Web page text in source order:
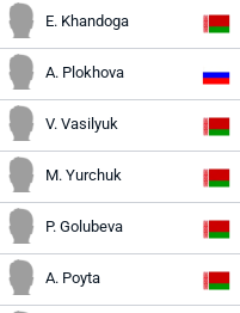
E. Khandoga
A. Plokhova
V. Vasilyuk
M. Yurchuk
P. Golubeva
A. Poyta